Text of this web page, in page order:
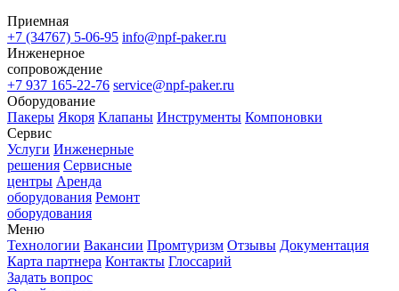
Приемная
+7 (34767) 5-06-95 info@npf-paker.ru
Инженерное
сопровождение
+7 937 165-22-76 service@npf-paker.ru
Оборудование
Пакеры Якоря Клапаны Инструменты Компоновки
Сервис
Услуги Инженерные
решения Сервисные
центры Аренда
оборудования Ремонт
оборудования
Меню
Технологии Вакансии Промтуризм Отзывы Документация
Карта партнера Контакты Глоссарий
Задать вопрос